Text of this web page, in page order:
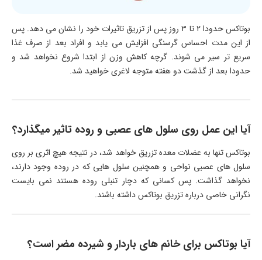
بوتاکس حدودا ۲ تا ۳ روز پس از تزریق تاثیرات خود را نشان می دهد. پس
از این مدت احساس گرسنگی افزایش می یابد و افراد بعد از صرف غذا
سریع تر سیر می شوند. گرچه کاهش وزن از ابتدا شروع نخواهد شد و
حدودا بعد از گذشت دو هفته متوجه لاغری خواهید شد.
آیا این عمل روی سلول های عصبی و روده تاثیر میگذارد؟
بوتاکس تنها به عضلات معده تزریق خواهد شد، در نتیجه هیچ اثری بر روی
سلول های عصبی نواحی و همچنین سلول هایی که در روده وجود دارند،
نخواهد گذاشت. پس کسانی که دچار تنبلی روده هستند نمی بایست
نگرانی خاصی درباره تزریق بوتاکس داشته باشند.
آیا بوتاکس برای خانم های باردار و شیرده مضر است؟